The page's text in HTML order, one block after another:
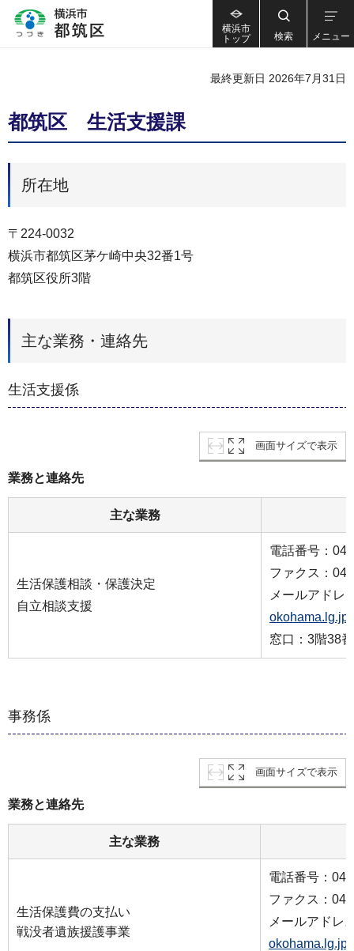
横浜市
トップ
検索 メニュー
最終更新日 2026年7月31日
都筑区 生活支援課
所在地
〒224-0032
横浜市都筑区茅ケ崎中央32番1号
都筑区役所3階
主な業務・連絡先
生活支援係
画面サイズで表示
業務と連絡先
主な業務
生活保護相談・保護決定
自立相談支援
電話番号：
ファクス：
メールアドレ
okohama.lg.jp
窓口：3階38
事務係
画面サイズで表示
業務と連絡先
主な業務
生活保護費の支払い
戦没者遺族援護事業
電話番号：
ファクス：
メールアドレ
okohama.lg.jp